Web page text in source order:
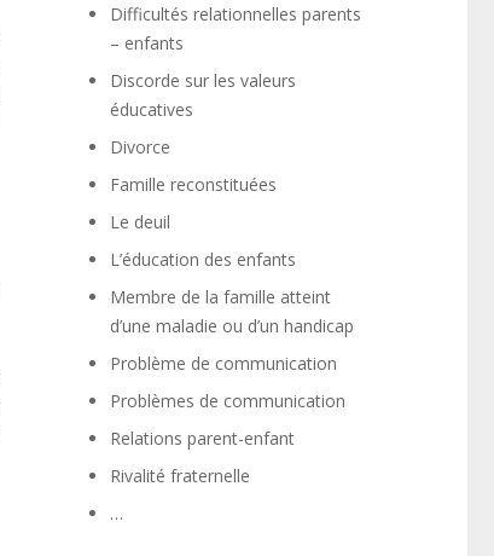
Difficultés relationnelles parents
– enfants
Discorde sur les valeurs
éducatives
Divorce
Famille reconstituées
Le deuil
L’éducation des enfants
Membre de la famille atteint
d’une maladie ou d’un handicap
Problème de communication
Problèmes de communication
Relations parent-enfant
Rivalité fraternelle
…